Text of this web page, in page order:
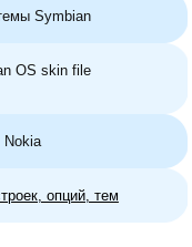
Symbian
OS skin file
Nokia
опций, тем